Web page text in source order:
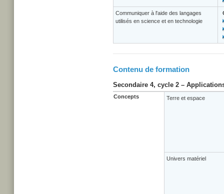
Communiquer à l'aide des langages
utilisés en science et en technologie
Contenu de formation
Secondaire 4, cycle 2 –
Concepts Terre et espace
Univers matériel